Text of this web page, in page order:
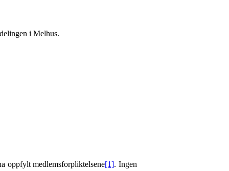
i Melhus.
oppfylt medlemsforpliktelsene[1]. Ingen